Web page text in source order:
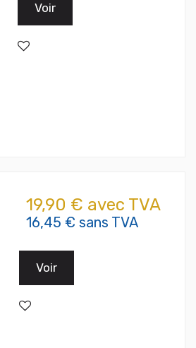
Voir
19,90 € avec TVA
16,45 € sans TVA
Voir